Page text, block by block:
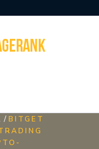
/ BITGET